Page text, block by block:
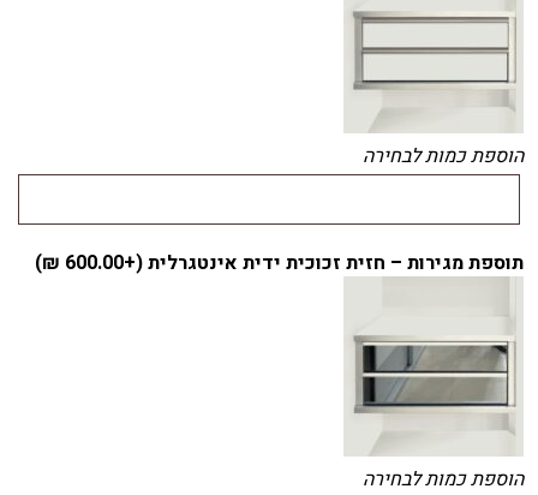
הוספת כמות לבחירה
תוספת מגירות – חזית זכוכית ידית אינטגרלית (+600.00
₪
)
הוספת כמות לבחירה